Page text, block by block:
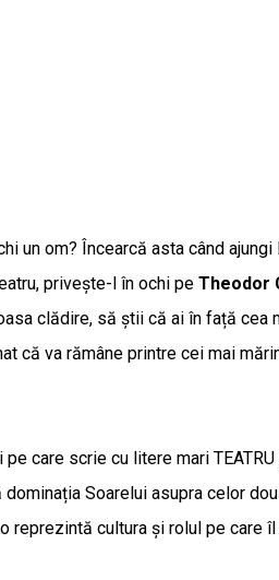
om? Încearcă asta când
priveşte-l în ochi pe Theodor
clădire, să știi că ai în față
va rămâne printre cei mai
care scrie cu litere mari
Soarelui asupra celor
cultura și rolul pe care îl